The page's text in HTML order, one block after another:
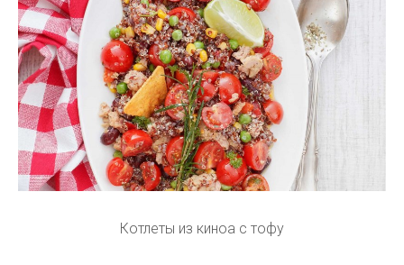
Котлеты из киноа с тофу